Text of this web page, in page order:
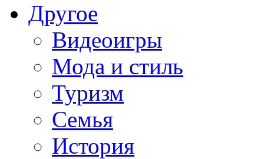
Другое
Видеоигры
Мода и стиль
Туризм
Семья
История